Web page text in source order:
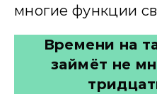
многие функции
Времени на
займёт не